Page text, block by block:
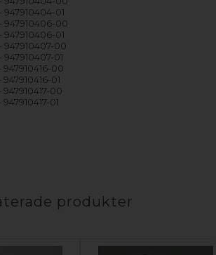
947910404-01
947910406-00
947910406-01
947910407-00
01
00
01
00
01
produkter